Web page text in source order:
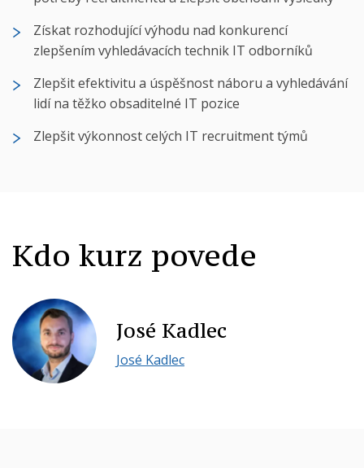
Získat rozhodující výhodu nad konkurencí
zlepšením vyhledávacích technik IT odborníků
Zlepšit efektivitu a úspěšnost náboru a vyhledávání
lidí na těžko obsaditelné IT pozice
Zlepšit výkonnost celých IT recruitment týmů
Kdo kurz povede
José Kadlec
José Kadlec